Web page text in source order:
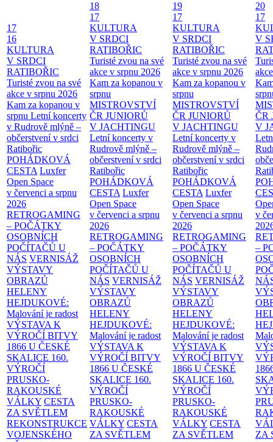
17
16
KULTURA
V SRDCI
RATIBOŘIC
Turisté zvou na své
akce v srpnu 2026
Kam za kopanou v
srpnu Letní koncerty
v Rudrově mlýně –
občerstvení v srdci
Ratibořic
POHÁDKOVÁ
CESTA Luxfer
Open Space
v červenci a srpnu
2026
RETROGAMING
– POČÁTKY
OSOBNÍCH
POČÍTAČŮ U
NÁS VERNISÁŽ
VÝSTAVY
OBRAZŮ
HELENY
HEJDUKOVÉ:
Malování je radost
VÝSTAVA K
VÝROČÍ BITVY
1866 U ČESKÉ
SKALICE 160.
VÝROČÍ
PRUSKO-
RAKOUSKÉ
VÁLKY CESTA
ZA SVĚTLEM
REKONSTRUKCE
VOJENSKÉHO
18
17
KULTURA
V SRDCI
RATIBOŘIC
Turisté zvou na své
akce v srpnu 2026
Kam za kopanou v
srpnu
MISTROVSTVÍ
ČR JUNIORŮ
V JACHTINGU
Letní koncerty v
Rudrově mlýně –
občerstvení v srdci
Ratibořic
POHÁDKOVÁ
CESTA Luxfer
Open Space
v červenci a srpnu
2026
RETROGAMING
– POČÁTKY
OSOBNÍCH
POČÍTAČŮ U
NÁS VERNISÁŽ
VÝSTAVY
OBRAZŮ
HELENY
HEJDUKOVÉ:
Malování je radost
VÝSTAVA K
VÝROČÍ BITVY
1866 U ČESKÉ
SKALICE 160.
VÝROČÍ
PRUSKO-
RAKOUSKÉ
VÁLKY CESTA
ZA SVĚTLEM
19
17
KULTURA
V SRDCI
RATIBOŘIC
Turisté zvou na své
akce v srpnu 2026
Kam za kopanou v
srpnu
MISTROVSTVÍ
ČR JUNIORŮ
V JACHTINGU
Letní koncerty v
Rudrově mlýně –
občerstvení v srdci
Ratibořic
POHÁDKOVÁ
CESTA Luxfer
Open Space
v červenci a srpnu
2026
RETROGAMING
– POČÁTKY
OSOBNÍCH
POČÍTAČŮ U
NÁS VERNISÁŽ
VÝSTAVY
OBRAZŮ
HELENY
HEJDUKOVÉ:
Malování je radost
VÝSTAVA K
VÝROČÍ BITVY
1866 U ČESKÉ
SKALICE 160.
VÝROČÍ
PRUSKO-
RAKOUSKÉ
VÁLKY CESTA
ZA SVĚTLEM
20
17
V
ČR
V
v
–
ZA